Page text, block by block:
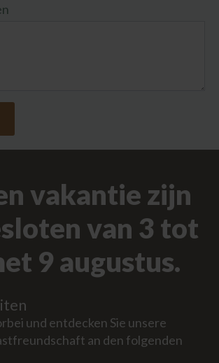
vakantie zijn
van 3 tot
9 augustus.
und entdecken Sie unsere
an den folgenden